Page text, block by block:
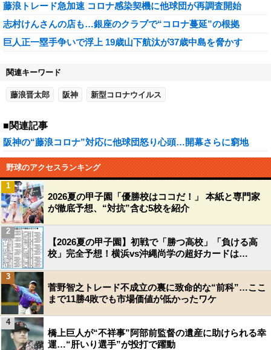
藤浪トレード急加速 コロナ感染契機に他球団が再調査開始
志村けんさんの店も…銀座のクラブで“コロナ蔓延”の根拠
巨人正一塁手争いで浮上 19歳山下航汰が37歳中島を脅かす
関連キーワード
藤浪晋太郎 阪神 新型コロナウイルス
■関連記事
阪神の“藤浪コロナ”対応に他球団怒り心頭…開幕さらに窮地
野球のアクセスランキング
2026夏の甲子園「優勝校はココだ！」 本紙と専門家
が徹底予想、“対抗”含む5校を紹介
1
【2026夏の甲子園】初戦で「勝つ高校」「負ける高
校」完全予想！横浜vs沖縄尚学の超好カードは…
2
菅野智之トレード不成立の裏に致命的な“前科”…ここ
まで11勝4敗でも市場価値が低かったワケ
3
橋上巨人が“不祥事”阿部前監督の遺産に助けられる幸
運…“肝いり選手”が投打で躍動
4